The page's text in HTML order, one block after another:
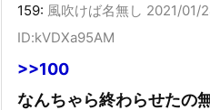
159: 風吹けば名無し 2021/01/
ID:kVDXa95AM
>>100
なんちゃら終わらせたの